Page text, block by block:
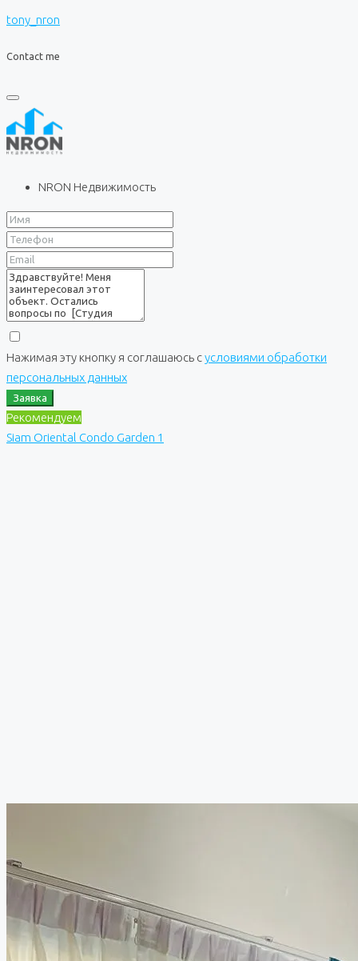
tony_nron
Contact me
NRON Недвижимость
Нажимая эту кнопку я соглашаюсь сусловиями обработки
персональных данных
Заявка
Рекомендуем
Siam Oriental Condo Garden 1